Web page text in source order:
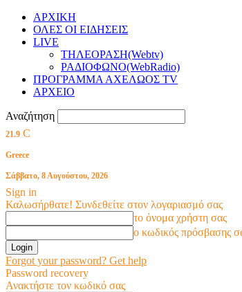
ΑΡΧΙΚΗ
ΟΛΕΣ ΟΙ ΕΙΔΗΣΕΙΣ
LIVE
ΤΗΛΕΟΡΑΣΗ(Webtv)
ΡΑΔΙΟΦΩΝΟ(WebRadio)
ΠΡΟΓΡΑΜΜΑ ΑΧΕΛΩΟΣ TV
ΑΡΧΕΙΟ
Αναζήτηση
21.9 C
Greece
Σάββατο, 8 Αυγούστου, 2026
Sign in
Καλωσήρθατε! Συνδεθείτε στον λογαριασμό σας
το όνομα χρήστη σας
ο κωδικός πρόσβασης
Forgot your password? Get help
Password recovery
Ανακτήστε τον κωδικό σας